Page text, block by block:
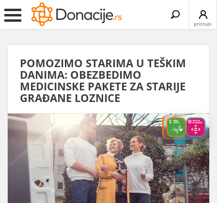
pristupi
Search
POMOZIMO STARIMA U TEŠKIM
DANIMA: OBEZBEDIMO
MEDICINSKE PAKETE ZA STARIJE
GRAĐANE LOZNICE